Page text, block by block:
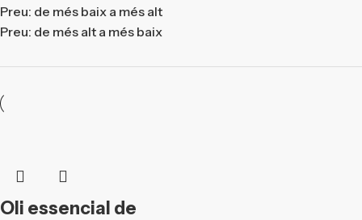
Preu: de més baix a més alt
Preu: de més alt a més baix
Oli essencial de